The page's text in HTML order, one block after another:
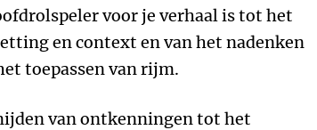
voor je verhaal is tot het
en context en van het nadenken
toepassen van rijm.
van ontkenningen tot het